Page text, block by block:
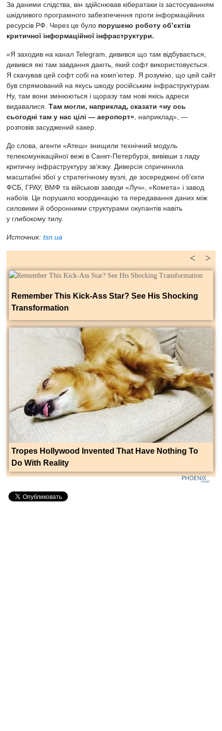
За даними слідства, він здійснював кібератаки із застосуванням
шкідливого програмного забезпечення проти інформаційних
ресурсів РФ. Через це було порушено роботу об’єктів
критичної інформаційної інфраструктури.
«Я заходив на канал Telegram, дивився що там відбувається,
дивився які там завдання дають, який софт використовується.
Я скачував цей софт собі на комп’ютер. Я розумію, що цей сайт
був спрямований на якусь шкоду російським інфраструктурам.
Ну, там вони змінюються і щоразу там нові якісь адреси
видавалися. Там могли, наприклад, сказати «ну ось
сьогодні там у нас цілі — аеропорт» , наприклад», —
розповів засуджений хакер.
До слова, агенти «Атеш» знищили технічний модуль
телекомунікаційної вежі в Санкт-Петербурзі, вивівши з ладу
критичну інфраструктуру зв’язку. Диверсія спричинила
масштабні збої у стратегічному вузлі, де зосереджені об’єкти
ФСБ, ГРАУ, ВМФ та військові заводи «Луч», «Комета» і завод
набоїв. Це порушило координацію та передавання даних між
силовими й оборонними структурами окупантів навіть
у глибокому тилу.
Источник: tsn.ua
>
<
Remember This Kick-Ass Star? See His Shocking
Transformation
Tropes Hollywood Invented That Have Nothing To
Do With Reality